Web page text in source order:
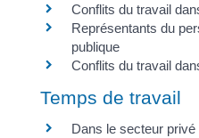
Conflits du travail
Représentants du
publique
Conflits du travail
Temps de travail
Dans le secteur privé